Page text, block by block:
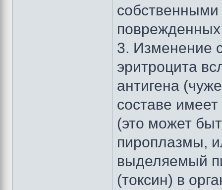
3. Изменение
эритроцита
антигена
составе
(это может
пироплазмы,
выделяемый
(токсин) в